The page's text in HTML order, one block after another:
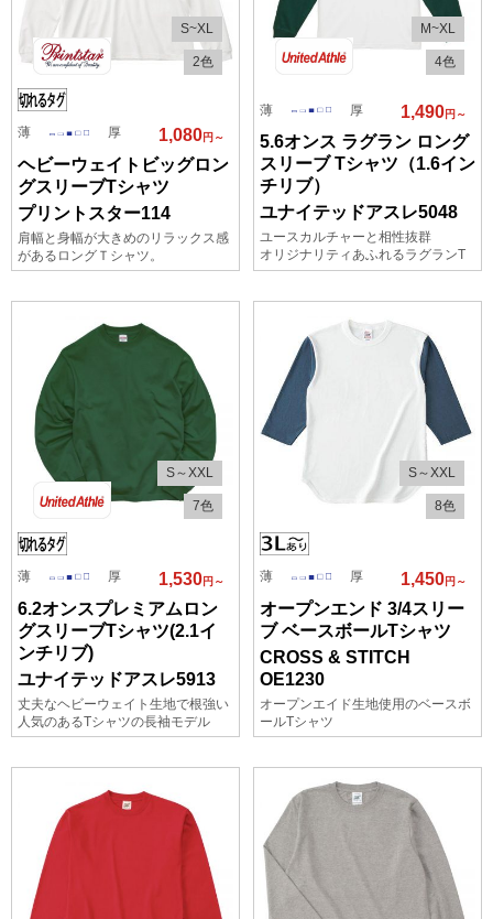
2色
S~XL
薄 厚 1,080円～
ヘビーウェイトビッグロン
グスリーブTシャツ
プリントスター114
肩幅と身幅が大きめのリラックス感
があるロングＴシャツ。
4色
M~XL
薄 厚 1,490円～
5.6オンス ラグラン ロング
スリーブ Tシャツ（1.6イン
チリブ）
ユナイテッドアスレ5048
ユースカルチャーと相性抜群
オリジナリティあふれるラグランT
7色
S～XXL
薄 厚 1,530円～
6.2オンスプレミアムロン
グスリーブTシャツ(2.1イ
ンチリブ)
ユナイテッドアスレ5913
丈夫なヘビーウェイト生地で根強い
人気のあるTシャツの長袖モデル
8色
S～XXL
薄 厚 1,450円～
オープンエンド 3/4スリー
ブ ベースボールTシャツ
CROSS & STITCH
OE1230
オープンエイド生地使用のベースボ
ールTシャツ